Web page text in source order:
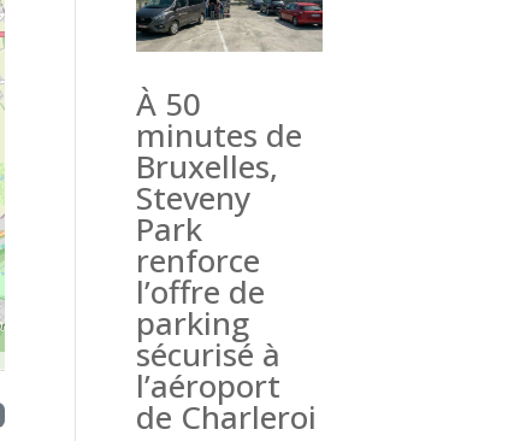
À 50
minutes de
Bruxelles,
Steveny
Park
renforce
l’offre de
parking
sécurisé à
l’aéroport
de Charleroi